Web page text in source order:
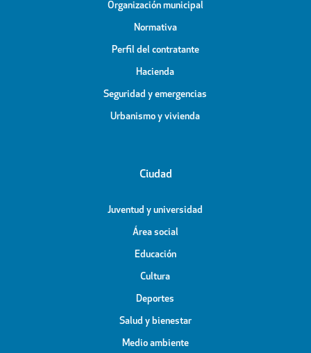
Organización municipal
Normativa
Perfil del contratante
Hacienda
Seguridad y emergencias
Urbanismo y vivienda
Ciudad
Juventud y universidad
Área social
Educación
Cultura
Deportes
Salud y bienestar
Medio ambiente